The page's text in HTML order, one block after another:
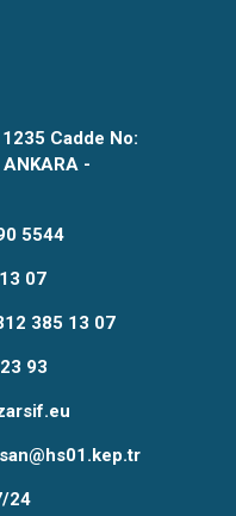
Cadde No:
-
5544
07
385 13 07
93
24